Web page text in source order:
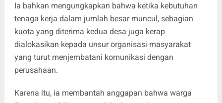
Ia bahkan mengungkapkan bahwa ketika kebutuhan
tenaga kerja dalam jumlah besar muncul, sebagian
kuota yang diterima kedua desa juga kerap
dialokasikan kepada unsur organisasi masyarakat
yang turut menjembatani komunikasi dengan
perusahaan.
Karena itu, ia membantah anggapan bahwa warga